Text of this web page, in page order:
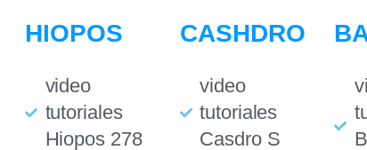
HIOPOS
video
tutoriales
Hiopos 278
CASHDRO
video
tutoriales
Casdro S